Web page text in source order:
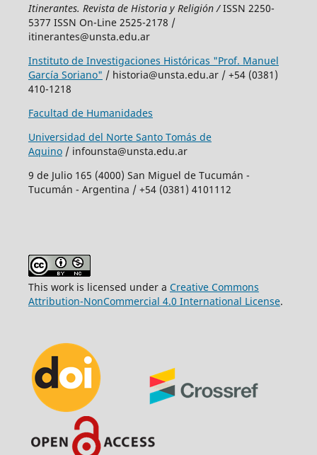
Itinerantes. Revista de Historia y Religión /ISSN 2250-
5377 ISSN On-Line 2525-2178 /
itinerantes@unsta.edu.ar
Instituto de Investigaciones Históricas "Prof. Manuel
García Soriano" / historia@unsta.edu.ar / +54 (0381)
410-1218
Facultad de Humanidades
Universidad del Norte Santo Tomás de
Aquino/ infounsta@unsta.edu.ar
9 de Julio 165 (4000) San Miguel de Tucumán -
Tucumán - Argentina / +54 (0381) 4101112
This work is licensed under a Creative Commons
Attribution-NonCommercial 4.0 International License.